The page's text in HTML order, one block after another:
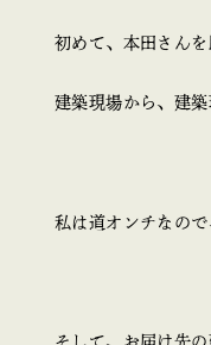
初めて、本田さんを
建築現場から、建築
私は道オンチなの
そして、お届け先